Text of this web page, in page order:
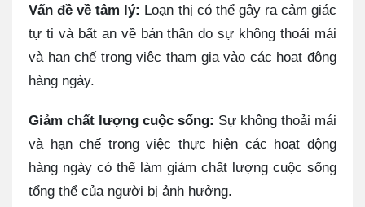
Vấn đề về tâm lý: Loạn thị có thể gây ra cảm giác
tự ti và bất an về bản thân do sự không thoải mái
và hạn chế trong việc tham gia vào các hoạt động
hàng ngày.
Giảm chất lượng cuộc sống: Sự không thoải mái
và hạn chế trong việc thực hiện các hoạt động
hàng ngày có thể làm giảm chất lượng cuộc sống
tổng thể của người bị ảnh hưởng.